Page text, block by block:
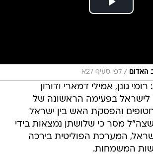
האדום / לפי סעיף 27א
גונן, אמילי דמארי ודורון
לישראל בפעימה הראשונה של
והפסקת האש בין ישראל
מסר כי שלושתן נמצאות בידי
המערכת הפוליטית בירכה
המשמחות.